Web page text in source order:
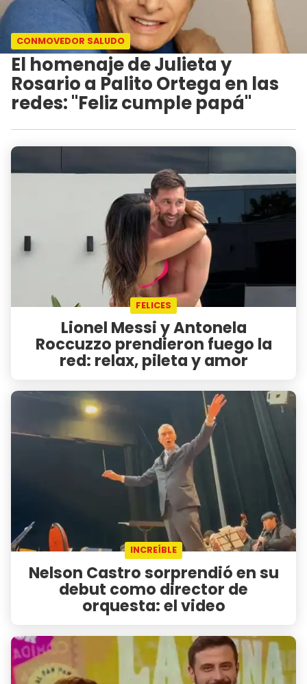
CONMOVEDOR SALUDO
El homenaje de Julieta y
Rosario a Palito Ortega en las
redes: "Feliz cumple papá"
FELICES
Lionel Messi y Antonela
Roccuzzo prendieron fuego la
red: relax, pileta y amor
INCREÍBLE
Nelson Castro sorprendió en su
debut como director de
orquesta: el video